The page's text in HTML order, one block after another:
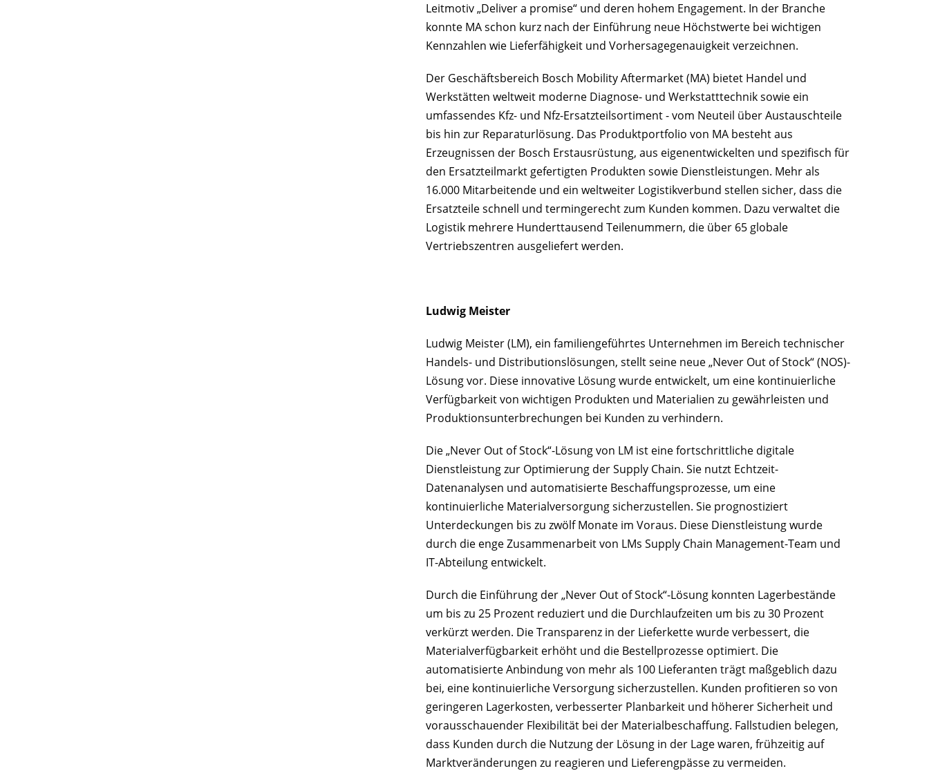
Leitmotiv „Deliver a promise“ und deren hohem Engagement. In der Branche
konnte MA schon kurz nach der Einführung neue Höchstwerte bei wichtigen
Kennzahlen wie Lieferfähigkeit und Vorhersagegenauigkeit verzeichnen.
Der Geschäftsbereich Bosch Mobility Aftermarket (MA) bietet Handel und
Werkstätten weltweit moderne Diagnose- und Werkstatttechnik sowie ein
umfassendes Kfz- und Nfz-Ersatzteilsortiment - vom Neuteil über Austauschteile
bis hin zur Reparaturlösung. Das Produktportfolio von MA besteht aus
Erzeugnissen der Bosch Erstausrüstung, aus eigenentwickelten und spezifisch für
den Ersatzteilmarkt gefertigten Produkten sowie Dienstleistungen. Mehr als
16.000 Mitarbeitende und ein weltweiter Logistikverbund stellen sicher, dass die
Ersatzteile schnell und termingerecht zum Kunden kommen. Dazu verwaltet die
Logistik mehrere Hunderttausend Teilenummern, die über 65 globale
Vertriebszentren ausgeliefert werden.
Ludwig Meister
Ludwig Meister (LM), ein familiengeführtes Unternehmen im Bereich technischer
Handels- und Distributionslösungen, stellt seine neue „Never Out of Stock“ (NOS)-
Lösung vor. Diese innovative Lösung wurde entwickelt, um eine kontinuierliche
Verfügbarkeit von wichtigen Produkten und Materialien zu gewährleisten und
Produktionsunterbrechungen bei Kunden zu verhindern.
Die „Never Out of Stock“-Lösung von LM ist eine fortschrittliche digitale
Dienstleistung zur Optimierung der Supply Chain. Sie nutzt Echtzeit-
Datenanalysen und automatisierte Beschaffungsprozesse, um eine
kontinuierliche Materialversorgung sicherzustellen. Sie prognostiziert
Unterdeckungen bis zu zwölf Monate im Voraus. Diese Dienstleistung wurde
durch die enge Zusammenarbeit von LMs Supply Chain Management-Team und
IT-Abteilung entwickelt.
Durch die Einführung der „Never Out of Stock“-Lösung konnten Lagerbestände
um bis zu 25 Prozent reduziert und die Durchlaufzeiten um bis zu 30 Prozent
verkürzt werden. Die Transparenz in der Lieferkette wurde verbessert, die
Materialverfügbarkeit erhöht und die Bestellprozesse optimiert. Die
automatisierte Anbindung von mehr als 100 Lieferanten trägt maßgeblich dazu
bei, eine kontinuierliche Versorgung sicherzustellen. Kunden profitieren so von
geringeren Lagerkosten, verbesserter Planbarkeit und höherer Sicherheit und
vorausschauender Flexibilität bei der Materialbeschaffung. Fallstudien belegen,
dass Kunden durch die Nutzung der Lösung in der Lage waren, frühzeitig auf
Marktveränderungen zu reagieren und Lieferengpässe zu vermeiden.